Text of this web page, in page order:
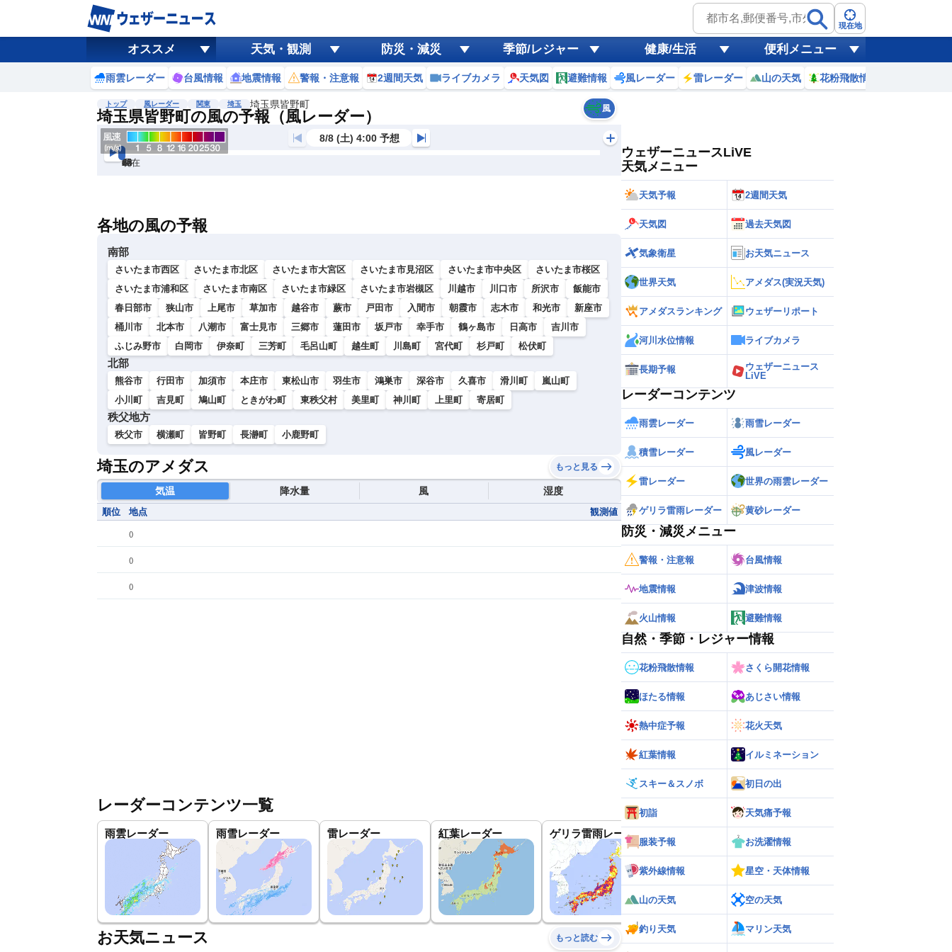
現在地
オススメ 天気・観測 防災・減災 季節/レジャー 健康/生活 便利メニュー
雨雲レーダー 台風情報 地震情報 警報・注意報 2週間天気 ライブカメラ 天気図 避難情報 風レーダー 雷レーダー 山の天気 花粉飛散情報
トップ 風レーダー 関東 埼玉 埼玉県皆野町
埼玉県皆野町の風の予報（風レーダー） 風
風
黄砂
天気 台風
8/8 (土) 4:00 予想
現在
6h
12
24
36
48
60
72
各地の風の予報
南部
さいたま市西区 さいたま市北区 さいたま市大宮区 さいたま市見沼区 さいたま市中央区
さいたま市桜区
さいたま市浦和区
さいたま市南区 さいたま市緑区 さいたま市岩槻区 川越市 川口市 所沢市
飯能市
春日部市
狭山市 上尾市 草加市 越谷市 蕨市 戸田市 入間市 朝霞市 志木市 和光市
新座市
桶川市
北本市 八潮市 富士見市 三郷市 蓮田市 坂戸市 幸手市 鶴ヶ島市 日高市
吉川市
ふじみ野市
白岡市 伊奈町 三芳町 毛呂山町 越生町 川島町 宮代町 杉戸町 松伏町
北部
熊谷市 行田市 加須市 本庄市 東松山市 羽生市 鴻巣市 深谷市 久喜市 滑川町
嵐山町
小川町
吉見町 鳩山町 ときがわ町 東秩父村 美里町 神川町 上里町 寄居町
秩父地方
秩父市 横瀬町 皆野町 長瀞町 小鹿野町
埼玉のアメダス もっと見る
気温 降水量 風 湿度
順位 地点 観測値
()
()
()
レーダーコンテンツ一覧
雨雲レーダー 雨雪レーダー 雷レーダー 紅葉レーダー ゲリラ雷雨レーダー 世界の雨雲レーダー
お天気ニュース もっと読む
ウェザーニュースLiVE
天気メニュー
天気予報 2週間天気
天気図 過去天気図
気象衛星 お天気ニュース
世界天気 アメダス(実況天気)
アメダスランキング ウェザーリポート
河川水位情報 ライブカメラ
長期予報
ウェザーニュース
LiVE
レーダーコンテンツ
雨雲レーダー 雨雪レーダー
積雪レーダー 風レーダー
雷レーダー 世界の雨雲レーダー
ゲリラ雷雨レーダー 黄砂レーダー
防災・減災メニュー
警報・注意報 台風情報
地震情報 津波情報
火山情報 避難情報
自然・季節・レジャー情報
花粉飛散情報 さくら開花情報
ほたる情報 あじさい情報
熱中症予報 花火天気
紅葉情報 イルミネーション
スキー＆スノボ 初日の出
初詣 天気痛予報
服装予報 お洗濯情報
紫外線情報 星空・天体情報
山の天気 空の天気
釣り天気 マリン天気